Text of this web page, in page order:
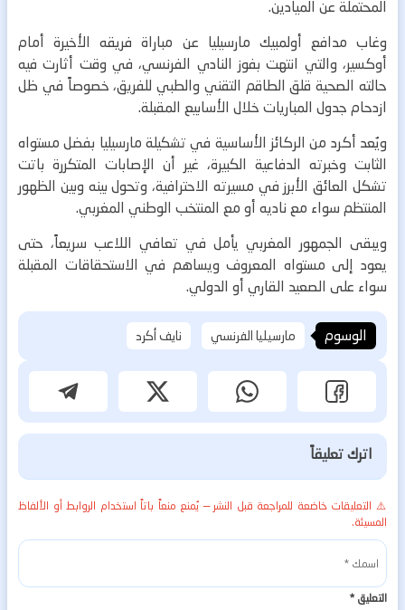
المحتملة عن الميادين.
وغاب مدافع أولمبيك مارسيليا عن مباراة فريقه الأخيرة أمام
أوكسير، والتي انتهت بفوز النادي الفرنسي، في وقت أثارت فيه
حالته الصحية قلق الطاقم التقني والطبي للفريق، خصوصاً في ظل
ازدحام جدول المباريات خلال الأسابيع المقبلة.
ويُعد أكرد من الركائز الأساسية في تشكيلة مارسيليا بفضل مستواه
الثابت وخبرته الدفاعية الكبيرة، غير أن الإصابات المتكررة باتت
تشكل العائق الأبرز في مسيرته الاحترافية، وتحول بينه وبين الظهور
المنتظم سواء مع ناديه أو مع المنتخب الوطني المغربي.
ويبقى الجمهور المغربي يأمل في تعافي اللاعب سريعاً، حتى
يعود إلى مستواه المعروف ويساهم في الاستحقاقات المقبلة
سواء على الصعيد القاري أو الدولي.
الوسوم مارسيليا الفرنسي نايف أكرد
اترك تعليقاً
⚠️ التعليقات خاضعة للمراجعة قبل النشر — يُمنع منعاً باتاً استخدام الروابط أو الألفاظ
المسيئة.
التعليق*